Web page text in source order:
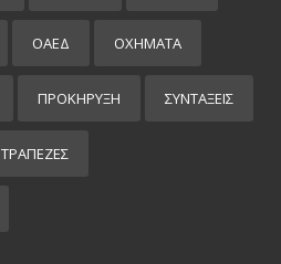
ΟΑΕΔ ΟΧΗΜΑΤΑ
ΠΡΟΚΉΡΥΞΗ ΣΥΝΤΑΞΕΙΣ
ΤΡΑΠΕΖΕΣ